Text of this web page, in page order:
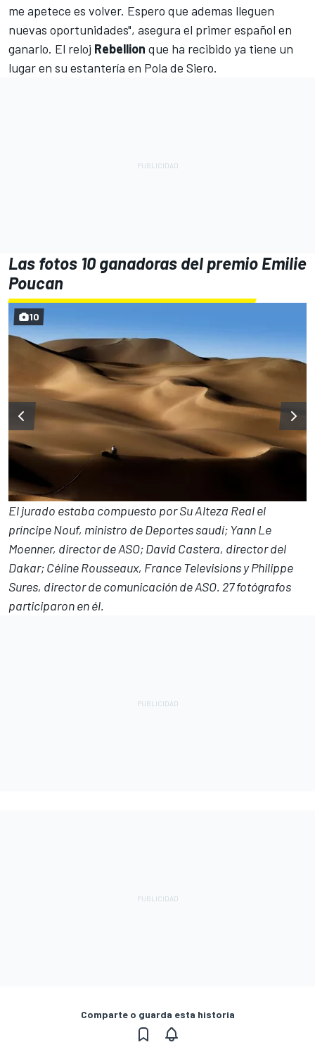
me apetece es volver. Espero que ademas lleguen
nuevas oportunidades", asegura el primer español en
ganarlo. El reloj Rebellion que ha recibido ya tiene un
lugar en su estantería en Pola de Siero.
Las fotos 10 ganadoras del premio Emilie
Poucan
10
El jurado estaba compuesto por Su Alteza Real el
príncipe Nouf, ministro de Deportes saudí; Yann Le
Moenner, director de ASO; David Castera, director del
Dakar; Céline Rousseaux, France Televisions y Philippe
Sures, director de comunicación de ASO. 27 fotógrafos
participaron en él.
Comparte o guarda esta historia